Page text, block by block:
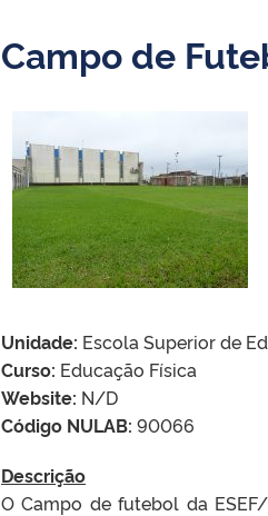
Campo de
Unidade: Escola Superior de
Curso: Educação Física
Website: N/D
Código NULAB: 90066
Descrição
O Campo de futebol da ESEF/